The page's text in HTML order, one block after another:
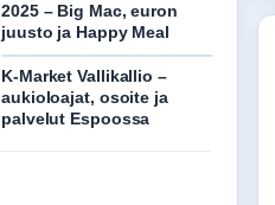
2025 – Big Mac, euron
juusto ja Happy Meal
K-Market Vallikallio –
aukioloajat, osoite ja
palvelut Espoossa